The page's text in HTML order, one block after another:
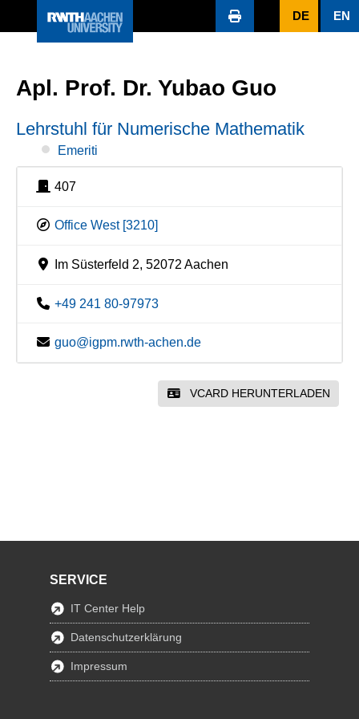
DE EN
Apl. Prof. Dr. Yubao Guo
Lehrstuhl für Numerische Mathematik
Emeriti
407
Office West [3210]
Im Süsterfeld 2, 52072 Aachen
+49 241 80-97973
guo@igpm.rwth-achen.de
VCARD HERUNTERLADEN
SERVICE
IT Center Help
Datenschutzerklärung
Impressum